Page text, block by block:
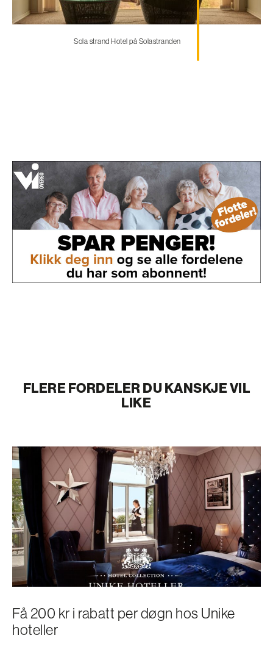
Sola strand Hotel på Solastranden
FLERE FORDELER DU KANSKJE VIL
LIKE
Få 200 kr i rabatt per døgn hos Unike
hoteller